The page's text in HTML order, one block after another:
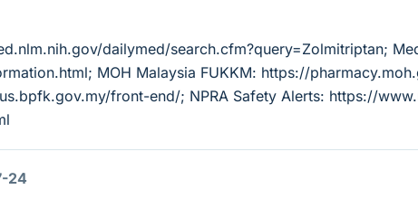
dailymed/search.cfm?query=Zolmitriptan;
MOH Malaysia FUKKM: https://
front-end/; NPRA Safety Alerts: https://
24